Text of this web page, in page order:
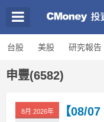
台股 美股 研究報告
申豐(6582)
8月 2026年
【08/